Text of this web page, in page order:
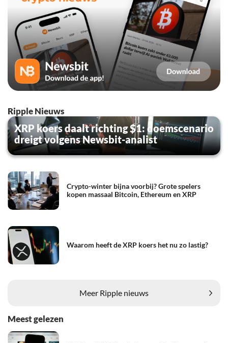
Ripple Nieuws
XRP koers daalt richting $1: doemscenario
dreigt volgens Newsbit-analist
Crypto-winter bijna voorbij? Grote spelers
kopen massaal Bitcoin, Ethereum en XRP
Waarom heeft de XRP koers het nu zo lastig?
Meer Ripple nieuws
Meest gelezen